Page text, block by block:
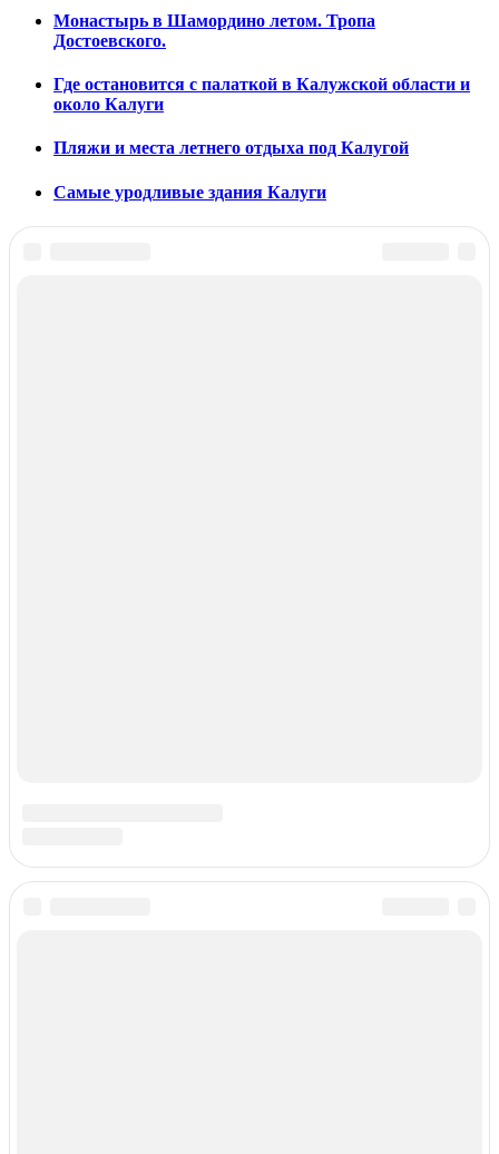
Монастырь в Шамордино летом. Тропа
Достоевского.
Где остановится с палаткой в Калужской области и
около Калуги
Пляжи и места летнего отдыха под Калугой
Самые уродливые здания Калуги